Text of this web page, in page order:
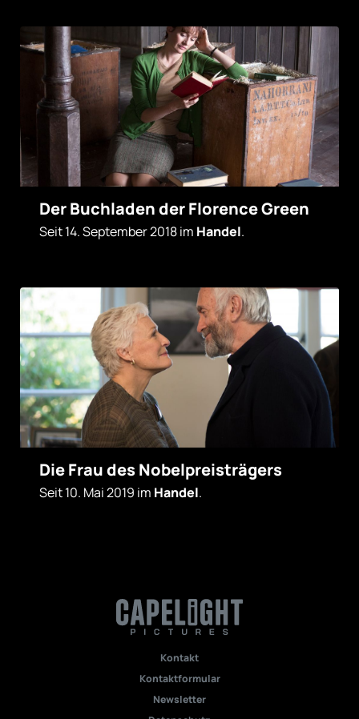
Der Buchladen der Florence Green
Seit 14. September 2018 im Handel.
Die Frau des Nobelpreisträgers
Seit 10. Mai 2019 im Handel.
Kontakt
Kontaktformular
Newsletter